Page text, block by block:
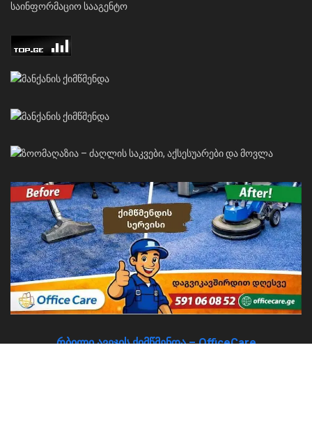
საინფორმაციო სააგენტო
რბილი ავეჯის ქიმწმენდა – OfficeCare